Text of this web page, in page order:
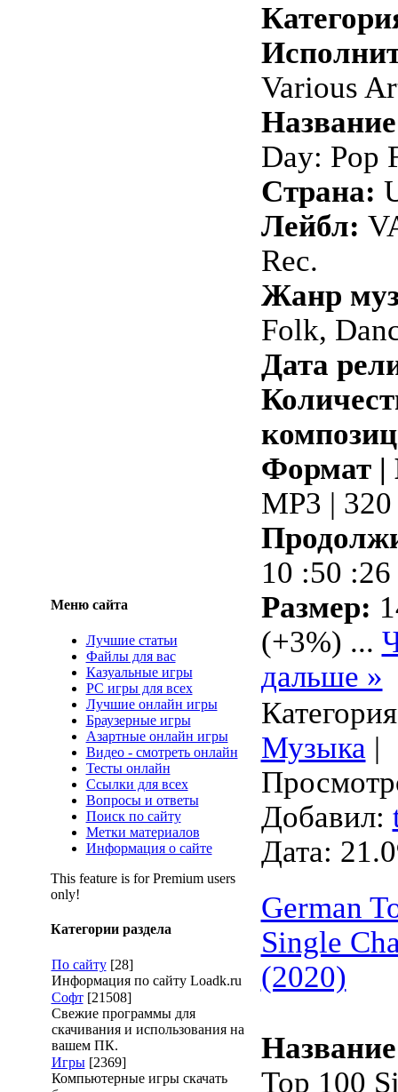
Меню сайта
Лучшие статьи
Файлы для вас
Казуальные игры
PC игры для всех
Лучшие онлайн игры
Браузерные игры
Азартные онлайн игры
Видео - смотреть онлайн
Тесты онлайн
Ссылки для всех
Вопросы и ответы
Поиск по сайту
Метки материалов
Информация о сайте
This feature is for Premium users
only!
Категории раздела
По сайту [28]
Информация по сайту Loadk.ru
Софт [21508]
Свежие программы для
скачивания и использования на
вашем ПК.
Игры [2369]
Компьютерные игры скачать
Various
Day: Pop
Страна:
Лейбл:
Rec.
Жанр
Folk,
Дата
Формат |
MP3 |
10 :50 :26
Размер:
(+3%) ...
дальше »
Музыка |
Добавил:
Дата:
German
Single
(2020)
Top 100